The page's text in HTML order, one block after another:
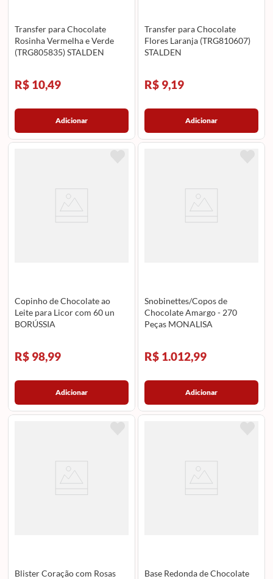
Transfer para Chocolate
Rosinha Vermelha e Verde
(TRG805835) STALDEN
R$ 10,49
Adicionar
Transfer para Chocolate
Flores Laranja (TRG810607)
STALDEN
R$ 9,19
Adicionar
Copinho de Chocolate ao
Leite para Licor com 60 un
BORÚSSIA
R$ 98,99
Adicionar
Snobinettes/Copos de
Chocolate Amargo - 270
Peças MONALISA
R$ 1.012,99
Adicionar
Blister Coração com Rosas
Base Redonda de Chocolate